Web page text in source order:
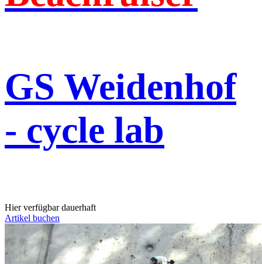
GS Weidenhof
- cycle lab
Hier verfügbar dauerhaft
Artikel buchen